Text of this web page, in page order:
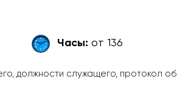
Часы: от 136
должности служащего, протокол об